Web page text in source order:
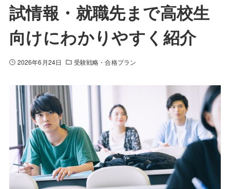
試情報・就職先まで高校生
向けにわかりやすく紹介
2026年6月24日 受験戦略・合格プラン